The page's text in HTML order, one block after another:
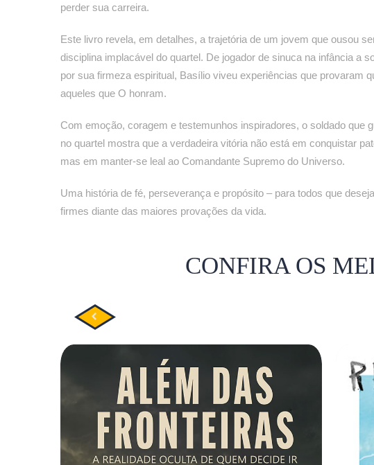
perder sua carreira.
Este livro revela, em detalhes, a trajetória de um jovem que ousou
disciplina implacável do quartel. De jogador de sinuca na infância a
por sua firmeza espiritual, Basílio viveu experiências que provaram
aqueles que O honram.
Com emoção, coragem e testemunhos inspiradores, o soldado que
no quartel mostra que a verdadeira vitória não está em conquistar
mas em manter-se leal ao Comandante Supremo do Universo.
Uma história de fé, perseverança e propósito – para todos que
firmes diante das maiores provações da vida.
CONFIRA OS